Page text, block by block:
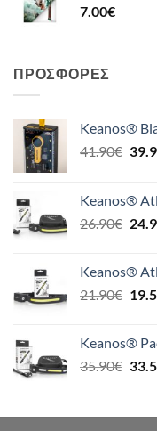
7.00€
ΠΡΟΣΦΟΡΈΣ
Keanos®
41.90€
Keanos®
26.90€
Keanos®
21.90€
Keanos®
35.90€